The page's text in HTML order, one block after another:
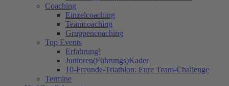
Coaching
Einzelcoaching
Teamcoaching
Gruppencoaching
Top Events
Erfahrung²
Junioren(Führungs)Kader
10-Freunde-Triathlon: Eure Team-Challenge
Termine